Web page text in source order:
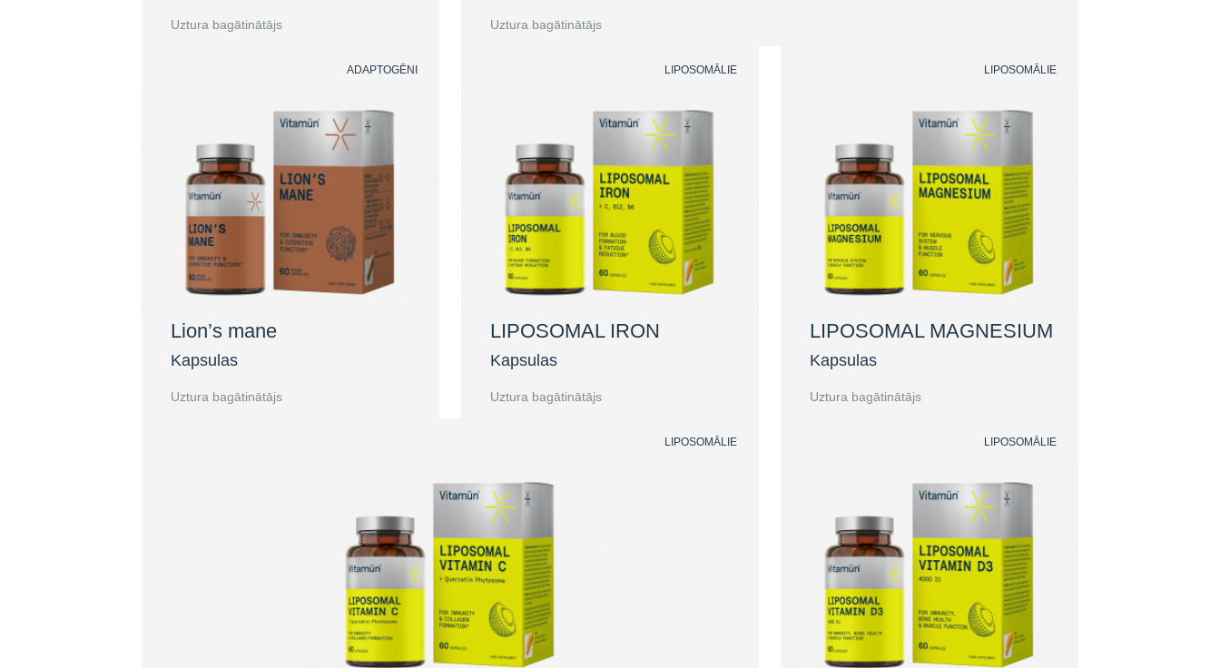
Uztura bagātinātājs Uztura bagātinātājs
ADAPTOGĒNI
Lion’s mane
Kapsulas
Uztura bagātinātājs
LIPOSOMĀLIE
LIPOSOMAL IRON
Kapsulas
Uztura bagātinātājs
LIPOSOMĀLIE
LIPOSOMAL MAGNESIUM
Kapsulas
Uztura bagātinātājs
LIPOSOMĀLIE LIPOSOMĀLIE